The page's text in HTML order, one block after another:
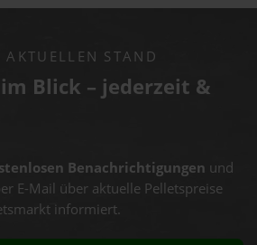
STAND
Blick – jederzeit &
Benachrichtigungen und
E-Mail über aktuelle Pelletspreise
informiert.